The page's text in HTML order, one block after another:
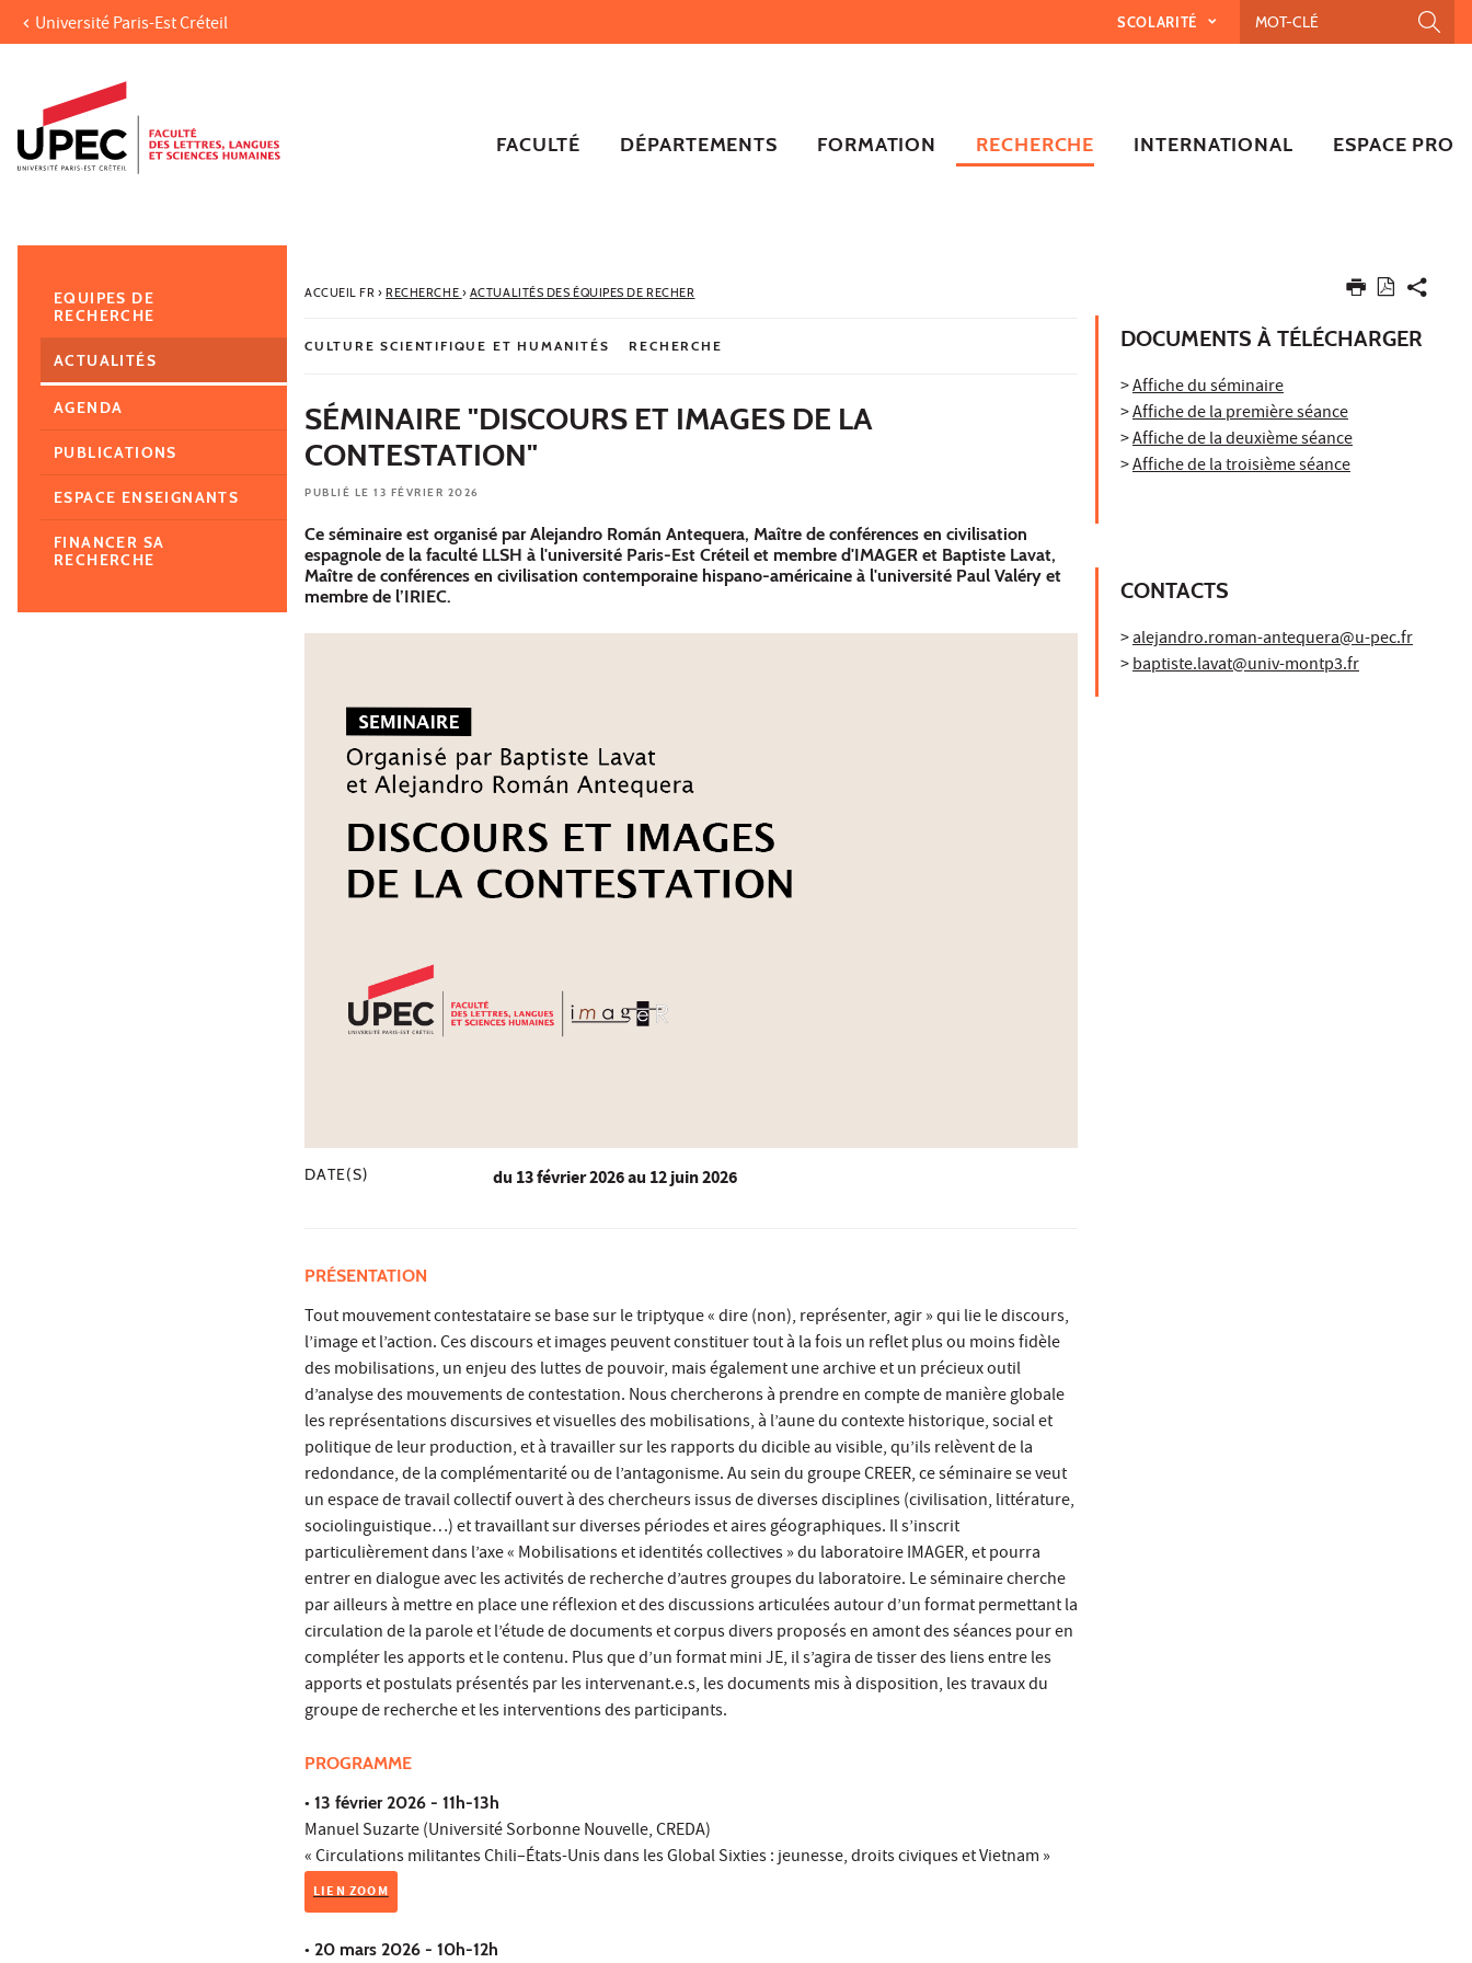
Aller au contenu
Accès directs
Recherche
Navigation secondaire
Université Paris-Est Créteil SCOLARITÉ
FACULTÉ DÉPARTEMENTS FORMATION RECHERCHE INTERNATIONAL ESPACE PRO
ACCUEIL FR› RECHERCHE › ACTUALITÉS DES ÉQUIPES DE RECHER
CULTURE SCIENTIFIQUE ET HUMANITÉS RECHERCHE
SÉMINAIRE "DISCOURS ET IMAGES DE LA
CONTESTATION"
PUBLIÉ LE 13 FÉVRIER 2026
Ce séminaire est organisé par Alejandro Román Antequera, Maître de conférences en civilisation
espagnole de la faculté LLSH à l'université Paris-Est Créteil et membre d'IMAGER et Baptiste Lavat,
Maître de conférences en civilisation contemporaine hispano-américaine à l'université Paul Valéry et
membre de l’IRIEC.
DATE(S) du 13 février 2026au 12 juin 2026
PRÉSENTATION
Tout mouvement contestataire se base sur le triptyque « dire (non), représenter, agir » qui lie le discours,
l’image et l’action. Ces discours et images peuvent constituer tout à la fois un reflet plus ou moins fidèle
des mobilisations, un enjeu des luttes de pouvoir, mais également une archive et un précieux outil
d’analyse des mouvements de contestation. Nous chercherons à prendre en compte de manière globale
les représentations discursives et visuelles des mobilisations, à l’aune du contexte historique, social et
politique de leur production, et à travailler sur les rapports du dicible au visible, qu’ils relèvent de la
redondance, de la complémentarité ou de l’antagonisme. Au sein du groupe CREER, ce séminaire se veut
un espace de travail collectif ouvert à des chercheurs issus de diverses disciplines (civilisation, littérature,
sociolinguistique…) et travaillant sur diverses périodes et aires géographiques. Il s’inscrit
particulièrement dans l’axe « Mobilisations et identités collectives » du laboratoire IMAGER, et pourra
entrer en dialogue avec les activités de recherche d’autres groupes du laboratoire. Le séminaire cherche
par ailleurs à mettre en place une réflexion et des discussions articulées autour d’un format permettant la
circulation de la parole et l’étude de documents et corpus divers proposés en amont des séances pour en
compléter les apports et le contenu. Plus que d’un format mini JE, il s’agira de tisser des liens entre les
apports et postulats présentés par les intervenant.e.s, les documents mis à disposition, les travaux du
groupe de recherche et les interventions des participants.
PROGRAMME
• 13 février 2026 - 11h-13h
Manuel Suzarte (Université Sorbonne Nouvelle, CREDA)
« Circulations militantes Chili–États-Unis dans les Global Sixties : jeunesse, droits civiques et Vietnam »
LIEN ZOOM
• 20 mars 2026 - 10h-12h
DOCUMENTS À TÉLÉCHARGER
>Affiche du séminaire
>Affiche de la première séance
>Affiche de la deuxième séance
>Affiche de la troisième séance
CONTACTS
>alejandro.roman-antequera@u-pec.fr
>baptiste.lavat@univ-montp3.fr
EQUIPES DE
RECHERCHE
ACTUALITÉS
AGENDA
PUBLICATIONS
ESPACE ENSEIGNANTS
FINANCER SA
RECHERCHE